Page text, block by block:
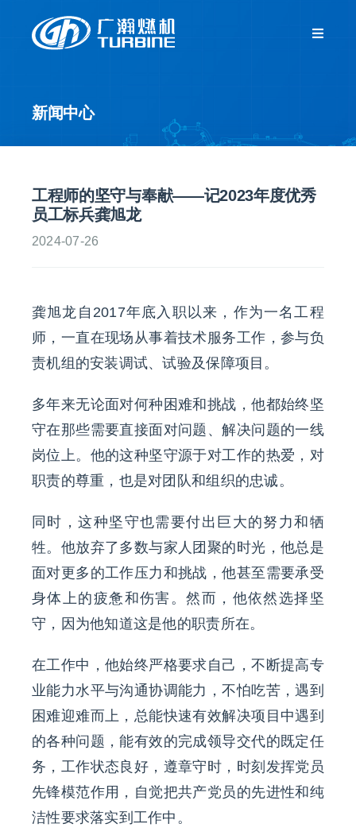
Toggle
人力资源
EN
新闻中心
工程师的坚守与奉献——记2023年度优秀
员工标兵龚旭龙
2024-07-26
龚旭龙自2017年底入职以来，作为一名工程
师，一直在现场从事着技术服务工作，参与负
责机组的安装调试、试验及保障项目。
多年来无论面对何种困难和挑战，他都始终坚
守在那些需要直接面对问题、解决问题的一线
岗位上。他的这种坚守源于对工作的热爱，对
职责的尊重，也是对团队和组织的忠诚。
同时，这种坚守也需要付出巨大的努力和牺
牲。他放弃了多数与家人团聚的时光，他总是
面对更多的工作压力和挑战，他甚至需要承受
身体上的疲惫和伤害。然而，他依然选择坚
守，因为他知道这是他的职责所在。
在工作中，他始终严格要求自己，不断提高专
业能力水平与沟通协调能力，不怕吃苦，遇到
困难迎难而上，总能快速有效解决项目中遇到
的各种问题，能有效的完成领导交代的既定任
务，工作状态良好，遵章守时，时刻发挥党员
先锋模范作用，自觉把共产党员的先进性和纯
洁性要求落实到工作中。